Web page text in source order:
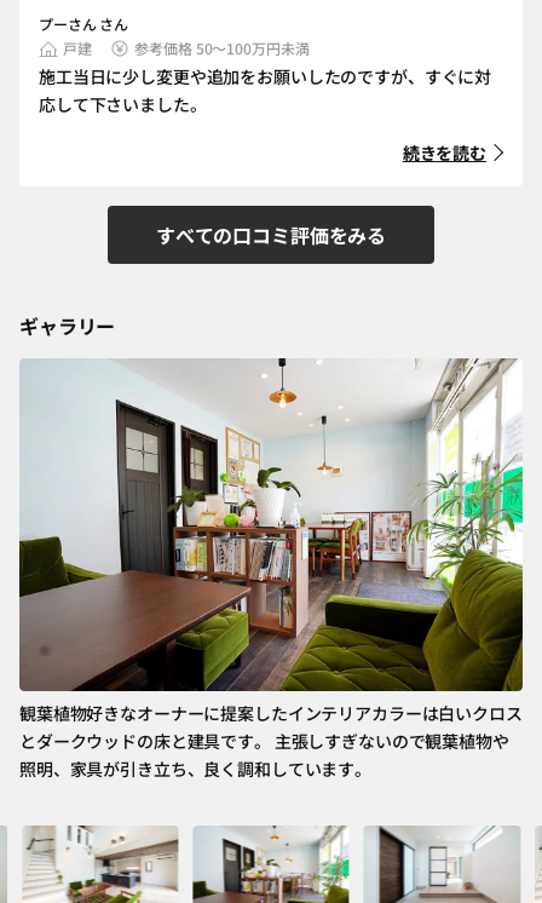
プーさん さん
戸建
参考価格 50～100万円未満
施工当日に少し変更や追加をお願いしたのですが、すぐに対
応して下さいました。
続きを読む
すべての口コミ評価をみる
ギャラリー
観葉植物好きなオーナーに提案したインテリアカラーは白いクロス
とダークウッドの床と建具です。 主張しすぎないので観葉植物や
照明、家具が引き立ち、良く調和しています。